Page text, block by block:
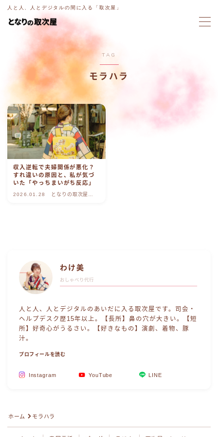
人と人、人とデジタルの間に入る「取次屋」
MENU
ホーム
意図電話
ブログ
ラジオ
取次屋ストーリー
TAG
モラハラ
収入逆転で夫婦関係が悪化？
すれ違いの原因と、私が気づ
いた「やっちまいがち反応」
2026.01.28
となりの取次屋
わけ美
おしゃべり代行
人と人、人とデジタルのあいだに入る取次屋です。司会・
ヘルプデスク歴15年以上。【長所】鼻の穴が大きい。【短
所】好奇心がうるさい。【好きなもの】演劇、着物、豚
汁。
プロフィールを読む
Instagram YouTube LINE
ホーム モラハラ